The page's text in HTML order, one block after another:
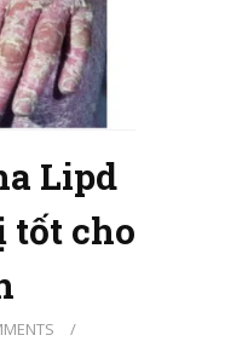
Lipd
tốt cho
/